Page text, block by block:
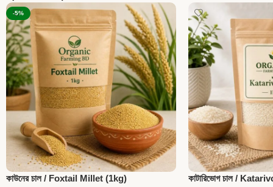
-5%
কাউনের চাল / Foxtail Millet (1kg) কাটারিভোগ চাল /